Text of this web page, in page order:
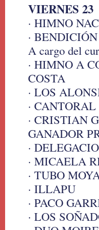
VIERNES 23
· HIMNO
· BENDICIÓN
A cargo del
· HIMNO A
COSTA
· LOS
· CANTORAL
· CRISTIAN
GANADOR
·
· MICAELA
· TUBO
· ILLAPU
· PACO
· LOS